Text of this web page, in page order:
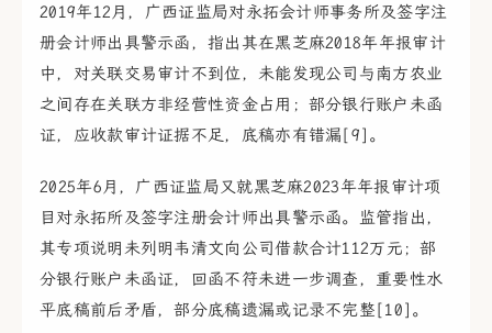
2019年12月，广西证监局对永拓会计师事务所及签字注
册会计师出具警示函，指出其在黑芝麻2018年年报审计
中，对关联交易审计不到位，未能发现公司与南方农业
之间存在关联方非经营性资金占用；部分银行账户未函
证，应收款审计证据不足，底稿亦有错漏[9]。
2025年6月，广西证监局又就黑芝麻2023年年报审计项
目对永拓所及签字注册会计师出具警示函。监管指出，
其专项说明未列明韦清文向公司借款合计112万元；部
分银行账户未函证，回函不符未进一步调查，重要性水
平底稿前后矛盾，部分底稿遗漏或记录不完整[10]。